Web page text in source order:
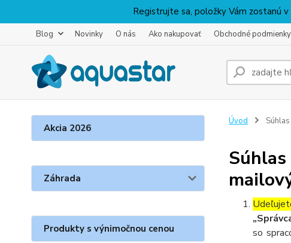
Registrujte sa, položky Vám zostanú
Blog Novinky O nás Ako nakupovať Obchodné podmienky
Akcia 2026
Záhrada
Produkty s výnimočnou cenou
Úvod
so